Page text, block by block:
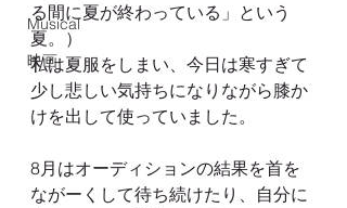
Musical
映画
る間に夏が終わっている」という
夏。）
私は夏服をしまい、今日は寒すぎて
少し悲しい気持ちになりながら膝か
けを出して使っていました。
8月はオーディションの結果を首を
ながーくして待ち続けたり、自分に